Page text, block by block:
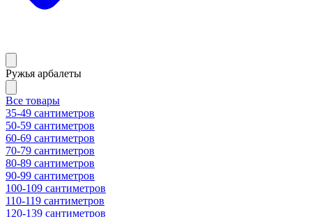
Ружья арбалеты
Все товары
35-49 сантиметров
50-59 сантиметров
60-69 сантиметров
70-79 сантиметров
80-89 сантиметров
90-99 сантиметров
100-109 сантиметров
110-119 сантиметров
120-139 сантиметров